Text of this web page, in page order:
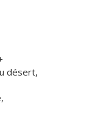
désert,